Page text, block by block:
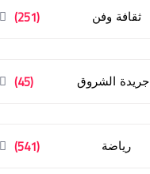
ثقافة وفن (251)
جريدة الشروق (45)
رياضة (541)